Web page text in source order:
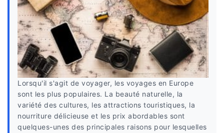
Lorsqu'il s'agit de voyager, les voyages en Europe
sont les plus populaires. La beauté naturelle, la
variété des cultures, les attractions touristiques, la
nourriture délicieuse et les prix abordables sont
quelques-unes des principales raisons pour lesquelles